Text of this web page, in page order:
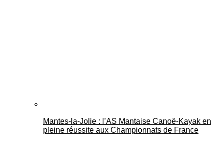
Mantes-la-Jolie : l’AS Mantaise Canoë‑Kayak en
pleine réussite aux Championnats de France